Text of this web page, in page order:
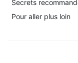
Secrets
Pour aller plus loin